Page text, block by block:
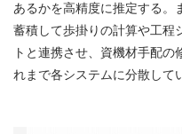
あるかを高精度に推定する。
蓄積して歩掛りの計算や工程
トと連携させ、資機材手配
れまで各システムに分散して